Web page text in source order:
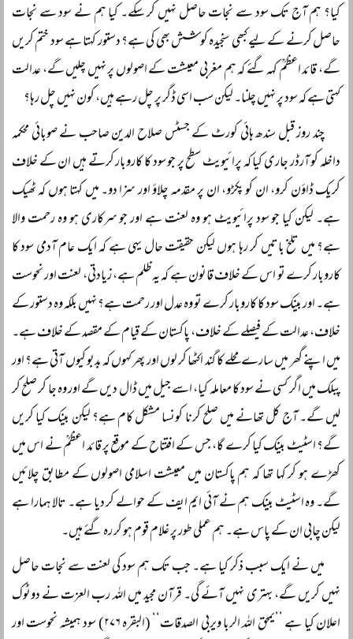
کیا؟ ہم آج تک سود سے نجات حاصل نہیں کر سکے۔ کیا ہم نے سود سے نجات
حاصل کرنے کے لیے کبھی سنجیدہ کوشش بھی کی ہے؟ دستور کہتا ہے سود ختم کریں
گے، قائد اعظمؒ کہہ گئے کہ ہم مغربی معیشت کے اصولوں پر نہیں چلیں گے، عدالت
کہتی ہے کہ سود پر نہیں چلنا۔ لیکن سب اسی ڈگر پر چل رہے ہیں، کون نہیں چل رہا؟
چند روز قبل سندھ ہائی کورٹ کے جسٹس صلاح الدین صاحب نے صوبائی محکمہ
داخلہ کو آرڈر جاری کیا کہ پرائیویٹ سطح پر جو سود کا کاروبار کرتے ہیں ان کے خلاف
کریک ڈاؤن کرو، ان کو پکڑو، ان پر مقدمہ چلاؤ اور سزا دو۔ میں کہتا ہوں کہ ٹھیک
ہے۔ لیکن کیا جو سود پرائیویٹ ہو وہ لعنت ہے اور جو سرکاری ہو وہ رحمت والا
ہے؟ میں تلخ باتیں کر رہا ہوں لیکن حقیقت حال یہی ہے کہ ایک عام آدمی سود کا
کاروبار کرے تو اس کے خلاف قانون ہے کہ یہ ظلم ہے، زیادتی، لعنت اور نحوست
ہے۔ اور بینک سود کا کاروبار کرے تو وہ عدل اور رحمت ہے؟ نہیں بلکہ وہ دستور کے
خلاف، عدالت کے فیصلے کے خلاف، پاکستان کے قیام کے مقصد کے خلاف ہے۔
میں اپنے گھر میں سارے محلے کا گند اکٹھا کر لوں اور پھر کہوں کہ بدبو کیوں آتی ہے؟ اور
پبلک میں اگر کسی نے سود کا معاملہ کیا، اسے جیل میں ڈال دیں گے اور وہ جا کر صلح کر
لیں گے۔ آج کل تھانے میں صلح کرنا کونسا مشکل کام ہے؟ لیکن بینک کیا کریں
گے؟ اسٹیٹ بینک کیا کرے گا، جس کے افتتاح کے موقع پر قائد اعظمؒ نے اس میں
کھڑے ہو کر کہا تھا کہ ہم پاکستان میں معیشت اسلامی اصولوں کے مطابق چلائیں
گے۔ وہ اسٹیٹ بینک ہم نے آئی ایم ایف کے حوالے کر دیا ہے۔ تالا ہمارا ہے
لیکن چابی ان کے پاس ہے۔ ہم عملی طور پر غلام قوم ہو کر رہ گئے ہیں۔
میں نے ایک سبب ذکر کیا ہے۔ جب تک ہم سود کی لعنت سے نجات حاصل
نہیں کریں گے، بہتری نہیں آئے گی۔ قرآن مجید میں اللہ رب العزت نے دوٹوک
اعلان کیا ہے ’’یمحق اللہ الربا ویربی الصدقات‘‘ (البقرہ ۲۷۶) سود ہمیشہ نحوست اور